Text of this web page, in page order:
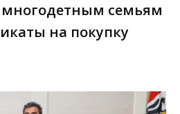
многодетным семьям
на покупку